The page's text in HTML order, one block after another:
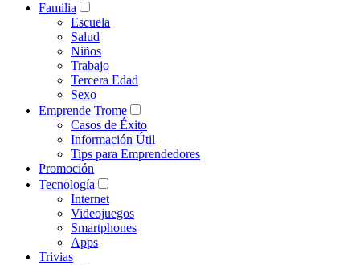
Familia
Escuela
Salud
Niños
Trabajo
Tercera Edad
Sexo
Emprende Trome
Casos de Éxito
Información Útil
Tips para Emprendedores
Promoción
Tecnología
Internet
Videojuegos
Smartphones
Apps
Trivias